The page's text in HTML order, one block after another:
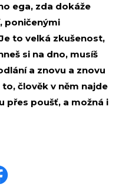
ega, zda dokáže
poničenými
to velká zkušenost,
si na dno, musíš
a znovu a znovu
člověk v něm najde
přes poušť, a možná i